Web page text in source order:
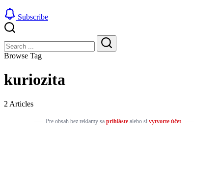
Subscribe
Search
Search
Browse Tag
kuriozita
2 Articles
Pre obsah bez reklamy sa prihlástealebo si vytvorte účet.